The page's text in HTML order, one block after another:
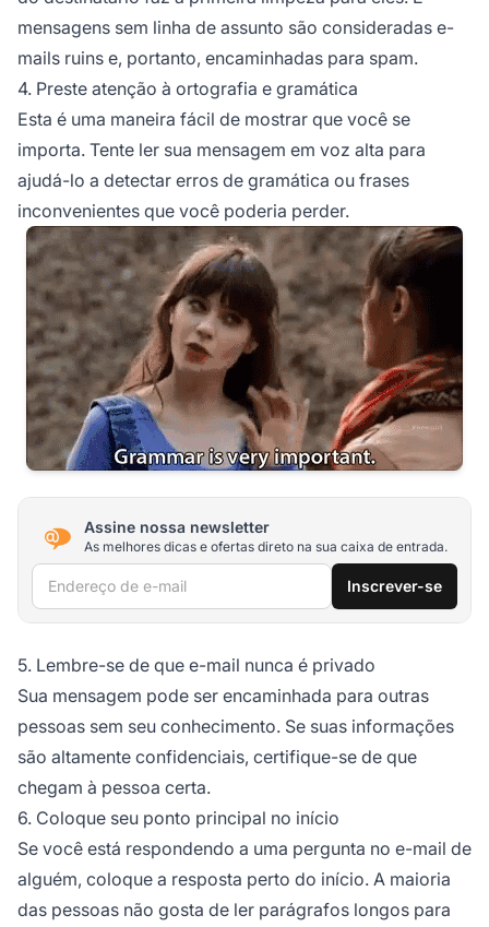
mensagens sem linha de assunto são consideradas e-
mails ruins e, portanto, encaminhadas para spam.
4. Preste atenção à ortografia e gramática
Esta é uma maneira fácil de mostrar que você se
importa. Tente ler sua mensagem em voz alta para
ajudá-lo a detectar erros de gramática ou frases
inconvenientes que você poderia perder.
Assine nossa newsletter
As melhores dicas e ofertas direto na sua caixa de entrada.
Endereço de e-mail Inscrever-se
5. Lembre-se de que e-mail nunca é privado
Sua mensagem pode ser encaminhada para outras
pessoas sem seu conhecimento. Se suas informações
são altamente confidenciais, certifique-se de que
chegam à pessoa certa.
6. Coloque seu ponto principal no início
Se você está respondendo a uma pergunta no e-mail de
alguém, coloque a resposta perto do início. A maioria
das pessoas não gosta de ler parágrafos longos para